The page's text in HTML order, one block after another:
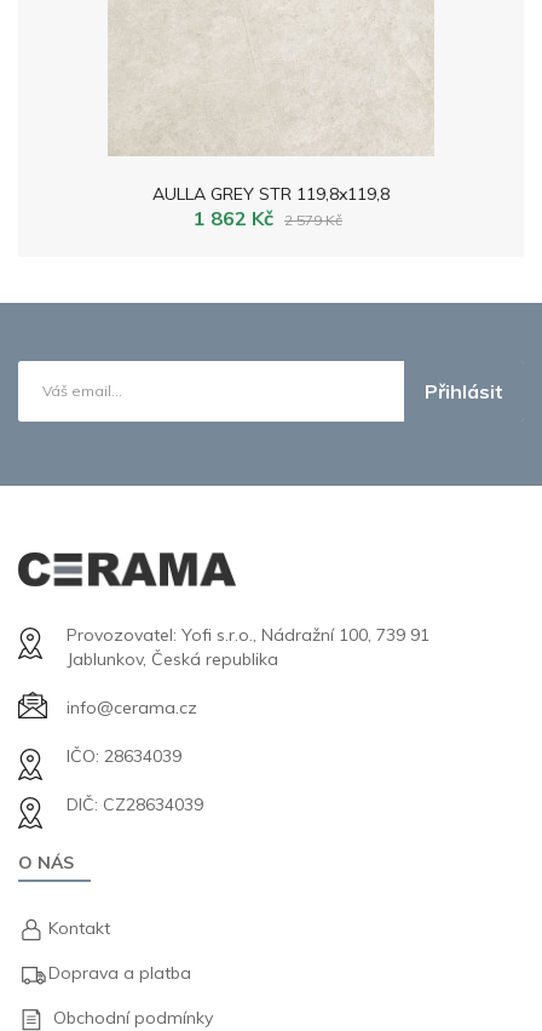
AULLA GREY STR 119,8x119,8
1 862 Kč 2 579 Kč
Přihlásit
Provozovatel: Yofi s.r.o., Nádražní 100, 739 91
Jablunkov, Česká republika
info@cerama.cz
IČO: 28634039
DIČ: CZ28634039
O NÁS
Kontakt
Doprava a platba
Obchodní podmínky